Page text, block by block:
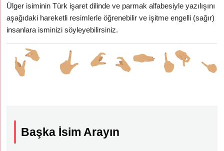
Ülger isiminin Türk işaret dilinde ve parmak alfabesiyle yazılışını
aşağıdaki hareketli resimlerle öğrenebilir ve işitme engelli (sağır)
insanlara isminizi söyleyebilirsiniz.
Başka İsim Arayın